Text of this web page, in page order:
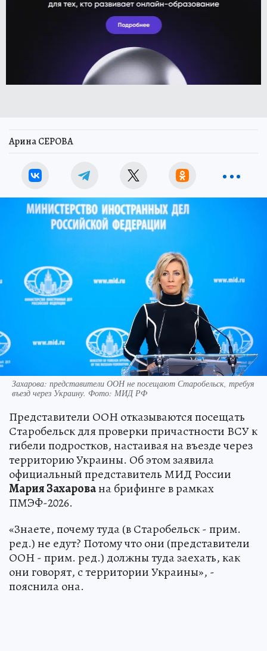
Арина СЕРОВА
Захарова: представители ООН не посещают Старобельск, требуя
въезд через Украину. Фото: МИД РФ
Представители ООН отказываются посещать
Старобельск для проверки причастности ВСУ к
гибели подростков, настаивая на въезде через
территорию Украины. Об этом заявила
официальный представитель МИД России
Мария Захарована брифинге в рамках
ПМЭФ-2026.
«Знаете, почему туда (в Старобельск - прим.
ред.) не едут? Потому что они (представители
ООН - прим. ред.) должны туда заехать, как
они говорят, с территории Украины», -
пояснила она.